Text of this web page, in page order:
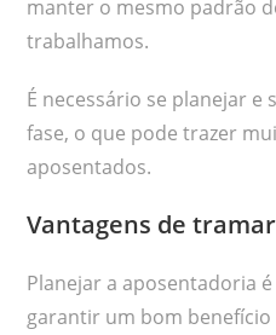
manter o mesmo padrão
trabalhamos.
É necessário se planejar e
fase, o que pode trazer
aposentados.
Vantagens de
Planejar a aposentadoria
garantir um bom benefício